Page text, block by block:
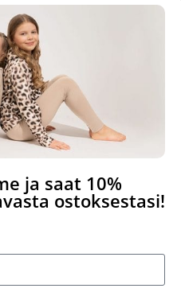
myös
ja saat 10%
ostoksestasi!